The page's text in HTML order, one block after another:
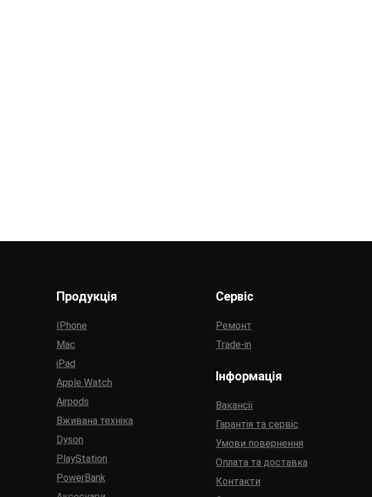
Продукція
IPhone
Mac
iPad
Apple Watch
Airpods
Вживана техніка
Dyson
PlayStation
PowerBank
Сервіс
Ремонт
Trade-in
Інформація
Вакансії
Гарантія та сервіс
Умови повернення
Оплата та доставка
Контакти